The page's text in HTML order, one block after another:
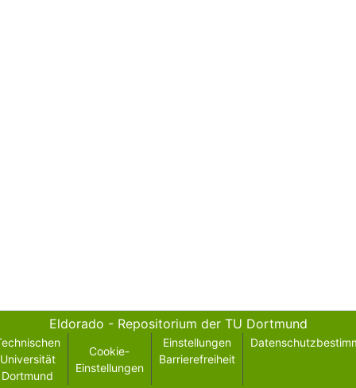
Eldorado - Repositorium der TU Dortmund
Universität
Dortmund
Cookie-
Einstellungen
Einstellungen
Barrierefreiheit